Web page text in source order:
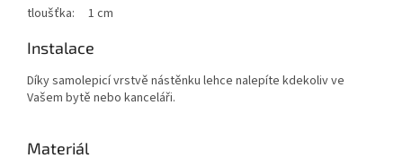
tloušťka: 1 cm
Instalace
Díky samolepicí vrstvě nástěnku lehce nalepíte kdekoliv ve
Vašem bytě nebo kanceláři.
Materiál